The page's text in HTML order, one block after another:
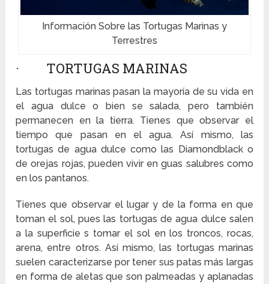
Información Sobre las Tortugas Marinas y
Terrestres
· TORTUGAS MARINAS
Las tortugas marinas pasan la mayoría de su vida en
el agua dulce o bien se salada, pero también
permanecen en la tierra. Tienes que observar el
tiempo que pasan en el agua. Así mismo, las
tortugas de agua dulce como las Diamondblack o
de orejas rojas, pueden vivir en guas salubres como
en los pantanos.
Tienes que observar el lugar y de la forma en que
toman el sol, pues las tortugas de agua dulce salen
a la superficie s tomar el sol en los troncos, rocas,
arena, entre otros. Así mismo, las tortugas marinas
suelen caracterizarse por tener sus patas más largas
en forma de aletas que son palmeadas y aplanadas